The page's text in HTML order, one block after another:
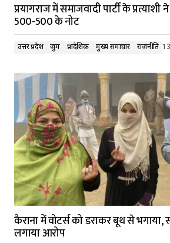
प्रयागराज में समाजवादी पार्टी के
500-500 के नोट
उत्तर प्रदेश जुर्म प्रादेशिक मुख्य समाचार राजनीति
कैराना में वोटर्स को डराकर बूथ से भगाया,
लगाया आरोप